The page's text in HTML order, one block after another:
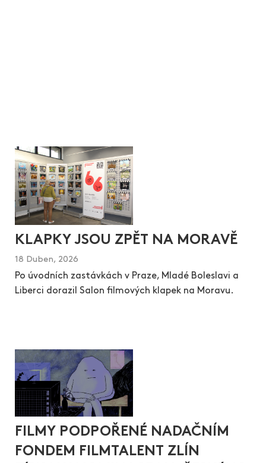
KLAPKY JSOU ZPĚT NA MORAVĚ
18 Duben, 2026
Po úvodních zastávkách v Praze, Mladé Boleslavi a
Liberci dorazil Salon filmových klapek na Moravu.
FILMY PODPOŘENÉ NADAČNÍM
FONDEM FILMTALENT ZLÍN